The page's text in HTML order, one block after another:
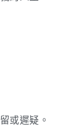
或遲疑。